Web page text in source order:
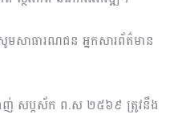
សាធារណជន អ្នកសារព័ត៌មាន
ាញ់ សប្តស័ក ព.ស ២៥៦៩ ត្រូវនឹង